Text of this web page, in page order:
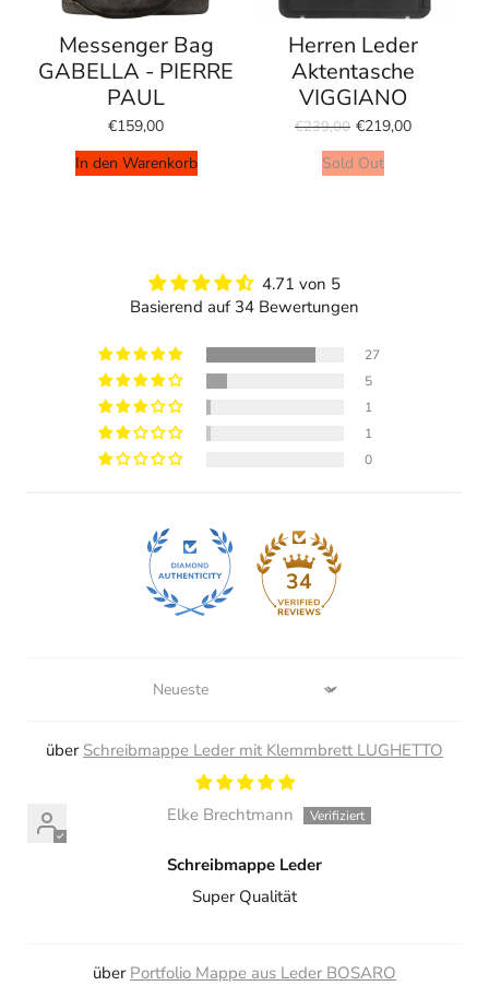
Messenger Bag
GABELLA - PIERRE
PAUL
€159,00
In den Warenkorb
Herren Leder
Aktentasche
VIGGIANO
€239,00 €219,00
Sold Out
4.71 von 5
Basierend auf 34 Bewertungen
27
5
1
1
0
34
Sort by
Schreibmappe Leder mit Klemmbrett LUGHETTO
Elke Brechtmann
Schreibmappe Leder
Super Qualität
Portfolio Mappe aus Leder BOSARO